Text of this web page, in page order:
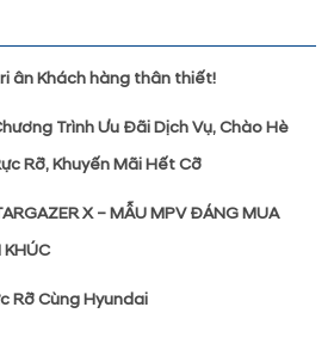
ân Khách hàng thân thiết!
Trình Ưu Đãi Dịch Vụ, Chào Hè
Rỡ, Khuyến Mãi Hết Cỡ
X – MẪU MPV ĐÁNG MUA
KHÚC
Rỡ Cùng Hyundai